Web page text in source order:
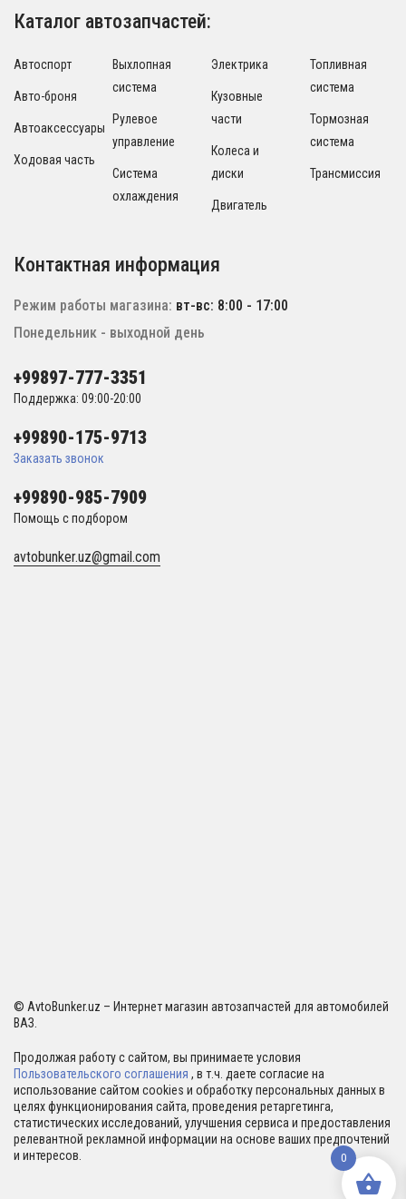
Каталог автозапчастей:
Автоспорт
Авто-броня
Автоаксессуары
Ходовая часть
Выхлопная
система
Рулевое
управление
Система
охлаждения
Электрика
Кузовные
части
Колеса и
диски
Двигатель
Топливная
система
Тормозная
система
Трансмиссия
Контактная информация
Режим работы магазина: вт-вс: 8:00 - 17:00
Понедельник - выходной день
+99897-777-3351
Поддержка: 09:00-20:00
+99890-175-9713
Заказать звонок
+99890-985-7909
Помощь с подбором
avtobunker.uz@gmail.com
© AvtoBunker.uz – Интернет магазин автозапчастей для автомобилей
ВАЗ.
Продолжая работу с сайтом, вы принимаете условия
Пользовательского соглашения , в т.ч. даете согласие на
использование сайтом cookies и обработку персональных данных в
целях функционирования сайта, проведения ретаргетинга,
статистических исследований, улучшения сервиса и предоставления
релевантной рекламной информации на основе ваших предпочтений
и интересов.
0